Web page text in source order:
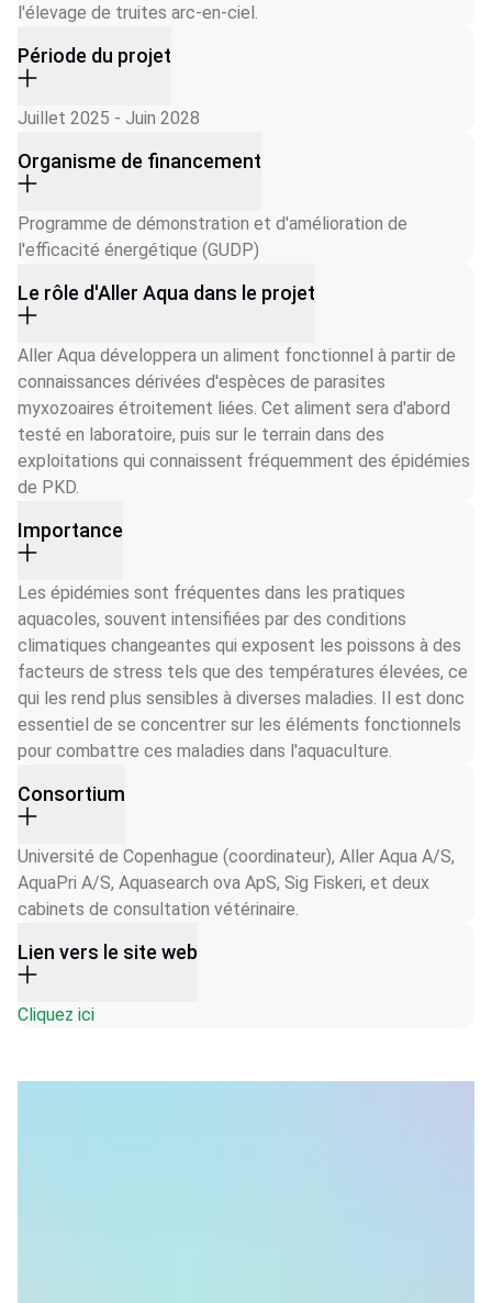
l'élevage de truites arc-en-ciel.
Période du projet
Juillet 2025 - Juin 2028
Organisme de financement
Programme de démonstration et d'amélioration de
l'efficacité énergétique (GUDP)
Le rôle d'Aller Aqua dans le projet
Aller Aqua développera un aliment fonctionnel à partir de
connaissances dérivées d'espèces de parasites
myxozoaires étroitement liées. Cet aliment sera d'abord
testé en laboratoire, puis sur le terrain dans des
exploitations qui connaissent fréquemment des épidémies
de PKD.
Importance
Les épidémies sont fréquentes dans les pratiques
aquacoles, souvent intensifiées par des conditions
climatiques changeantes qui exposent les poissons à des
facteurs de stress tels que des températures élevées, ce
qui les rend plus sensibles à diverses maladies. Il est donc
essentiel de se concentrer sur les éléments fonctionnels
pour combattre ces maladies dans l'aquaculture.
Consortium
Université de Copenhague (coordinateur), Aller Aqua A/S,
AquaPri A/S, Aquasearch ova ApS, Sig Fiskeri, et deux
cabinets de consultation vétérinaire.
Lien vers le site web
Cliquez ici